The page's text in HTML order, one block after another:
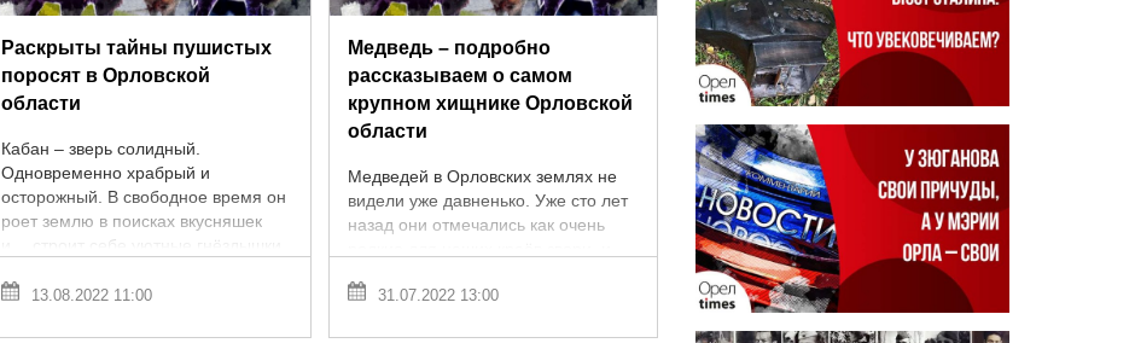
Раскрыты тайны пушистых
поросят в Орловской
области
Кабан – зверь солидный.
Одновременно храбрый и
осторожный. В свободное время он
роет землю в поисках вкусняшек
и… строит себе уютные гнёздышки.
послания. Многие люди ...
13.08.2022 11:00
Медведь – подробно
рассказываем о самом
крупном хищнике Орловской
области
Медведей в Орловских землях не
видели уже давненько. Уже сто лет
назад они отмечались как очень
так не из-за обилия топтыгиных, а ...
31.07.2022 13:00